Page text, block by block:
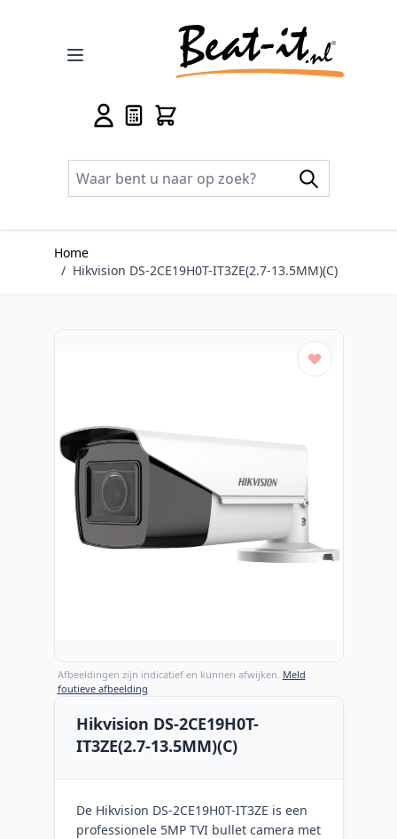
Home
/ Hikvision DS-2CE19H0T-IT3ZE(2.7-13.5MM)(C)
Afbeeldingen zijn indicatief en kunnen afwijken. Meld
foutieve afbeelding
Hikvision DS-2CE19H0T-
IT3ZE(2.7-13.5MM)(C)
De Hikvision DS-2CE19H0T-IT3ZE is een
professionele 5MP TVI bullet camera met